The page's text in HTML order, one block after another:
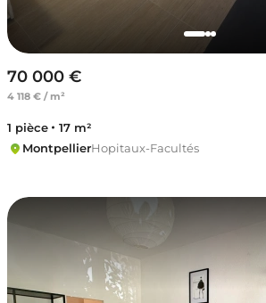
70 000 €
4 118 € / m²
1 pièce
17 m²
MontpellierHopitaux-Facultés